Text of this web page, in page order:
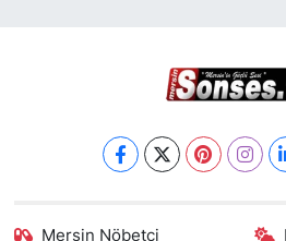
Mersin Nöbetçi